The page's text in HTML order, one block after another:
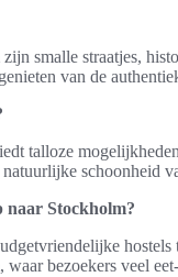
smalle straatjes,
van de
talloze
schoonheid
naar Stockholm?
bezoekers veel